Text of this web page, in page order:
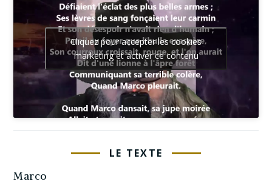
Cliquez pour accepter les cookies
marketing et activer ce contenu
LE TEXTE
Marco